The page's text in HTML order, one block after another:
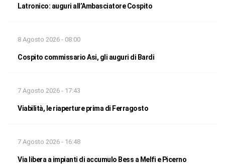
Latronico: auguri all’Ambasciatore Cospito
8 Agosto 2026 - 08:00
Cospito commissario Asi, gli auguri di Bardi
7 Agosto 2026 - 17:43
Viabilità, le riaperture prima di Ferragosto
7 Agosto 2026 - 16:48
Via libera a impianti di accumulo Bess a Melfi e Picerno